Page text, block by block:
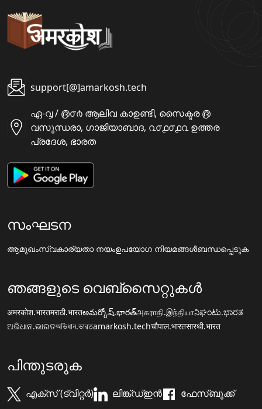
support[@]amarkosh.tech
ഏ-൮ / ൫൦൪ ആലിവ കാഉണ്ടീ, സൈക്ടര ൫
വസുന്ധരാ, ഗാജിയാബാദ, ൨൦൧൦൧൨ ഉത്തര
പ്രദേശ, ഭാരത
സംഘടന
ആമുഖംസ്വകാര്യതാ നയംഉപയോഗ നിയമങ്ങൾബന്ധപ്പെടുക
ഞങ്ങളുടെ വെബ്സൈറ്റുകൾ
अमरकोश.भारतमराठी.भारतఅమర్కోష్.భారత్அகராதி.இந்தியாನಿಘಂಟು.ಭಾರತ
ଅଭିଧାନ.ଭାରତঅভিধান.ভারতamarkosh.techचौपाल.भारतसारथी.भारत
പിന്തുടരുക
എക്സ് (ട്വിറ്റർ) ലിങ്ക്ഡ്ഇൻ ഫേസ്ബുക്ക്